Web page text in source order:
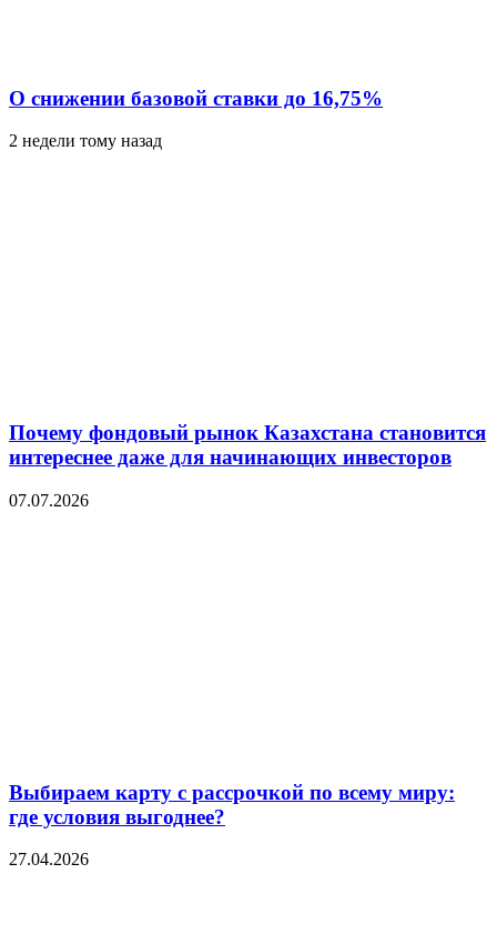
О снижении базовой ставки до 16,75%
2 недели тому назад
Почему фондовый рынок Казахстана становится
интереснее даже для начинающих инвесторов
07.07.2026
Выбираем карту с рассрочкой по всему миру:
где условия выгоднее?
27.04.2026